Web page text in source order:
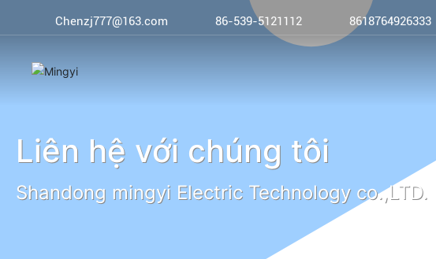
Chenzj777@163.com 86-539-5121112 8618764926333
Shandong mingyi Electric Technology co.,LTD.
Liên hệ với chúng tôi